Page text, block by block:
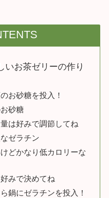
いお茶ゼリーの作り
お砂糖を投入！
砂糖
は好みで調節してね
ゼラチン
どかなり低カロリーな
みで決めてね
鍋にゼラチンを投入！